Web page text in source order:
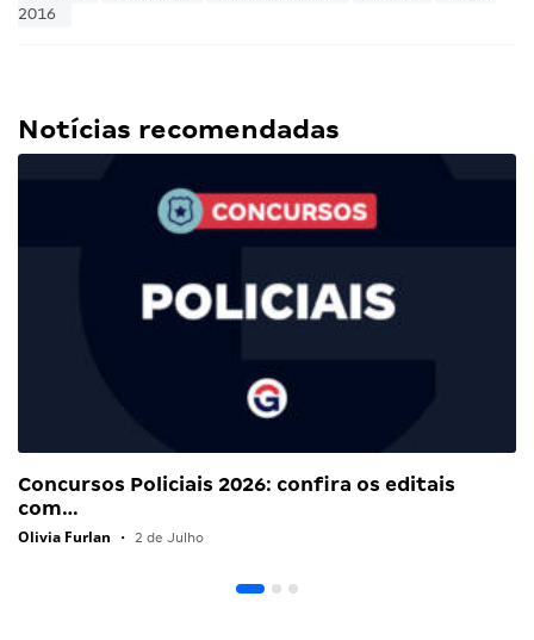
2016
Notícias recomendadas
Concursos Policiais 2026: confira os editais
com…
Olivia Furlan • 2 de Julho